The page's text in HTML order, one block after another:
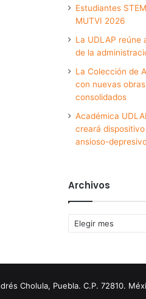
Estudiantes
MUTVI 2026
La UDLAP reúne
de la
La Colección de
con nuevas
consolidados
Académica
creará
ansioso-
Archivos
Archivos
Cholula, Puebla. C.P. 72810.